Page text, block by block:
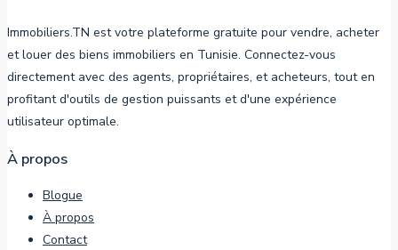
Immobiliers.TN est votre plateforme gratuite pour vendre, acheter
et louer des biens immobiliers en Tunisie. Connectez-vous
directement avec des agents, propriétaires, et acheteurs, tout en
profitant d'outils de gestion puissants et d'une expérience
utilisateur optimale.
À propos
Blogue
À propos
Contact